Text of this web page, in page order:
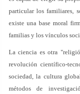
particular los familiares,
existe una base moral
familias y los vínculos
La ciencia es otra
revolución científico-
sociedad, la cultura
métodos de